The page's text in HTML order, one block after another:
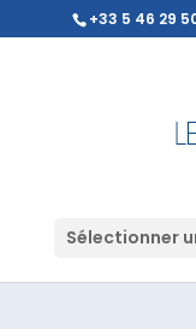
+33 5 46 29
Sélectionner